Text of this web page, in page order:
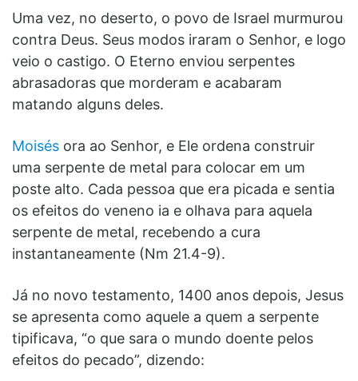
Uma vez, no deserto, o povo de Israel murmurou
contra Deus. Seus modos iraram o Senhor, e logo
veio o castigo. O Eterno enviou serpentes
abrasadoras que morderam e acabaram
matando alguns deles.
Moisés ora ao Senhor, e Ele ordena construir
uma serpente de metal para colocar em um
poste alto. Cada pessoa que era picada e sentia
os efeitos do veneno ia e olhava para aquela
serpente de metal, recebendo a cura
instantaneamente (Nm 21.4-9).
Já no novo testamento, 1400 anos depois, Jesus
se apresenta como aquele a quem a serpente
tipificava, “o que sara o mundo doente pelos
efeitos do pecado”, dizendo: